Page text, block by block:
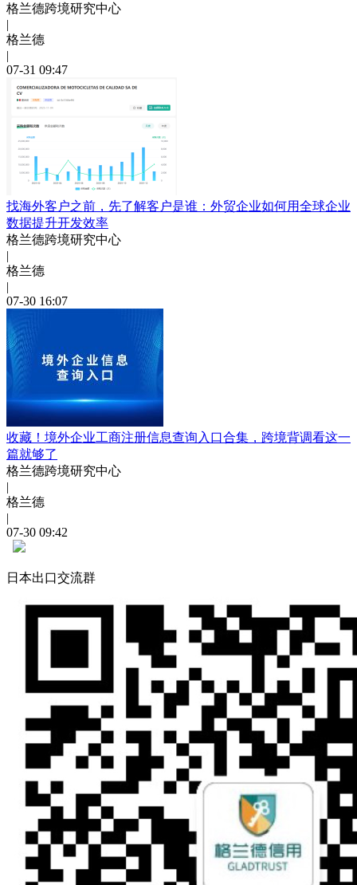
格兰德跨境研究中心
|
格兰德
|
07-31 09:47
找海外客户之前，先了解客户是谁：外贸企业如何用全球企业
数据提升开发效率
格兰德跨境研究中心
|
格兰德
|
07-30 16:07
收藏！境外企业工商注册信息查询入口合集，跨境背调看这一
篇就够了
格兰德跨境研究中心
|
格兰德
|
07-30 09:42
日本出口交流群